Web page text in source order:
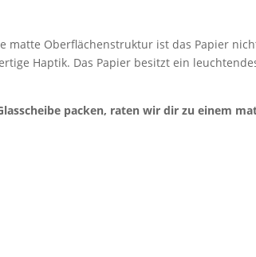
matte Oberflächenstruktur ist das Papier
Haptik. Das Papier besitzt ein
packen, raten wir dir zu einem